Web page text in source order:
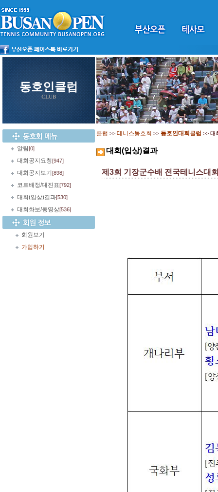
동호인클럽
CLUB
알림[0]
대회공지요청[947]
대회공지보기 [898]
코트배정/대진표[792]
대회(입상)결과[530]
대회화보/동영상[536]
회원보기
가입하기
클럽 >> 테니스동호회 >> 동호인대회클럽 >> 대
대회(입상)결과
제3회 기장군수배 전국테니스대